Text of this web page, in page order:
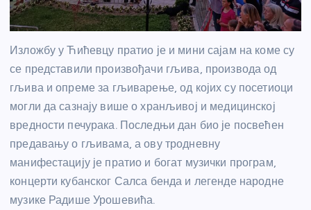
Изложбу у Ћићевцу пратио је и мини сајам на коме су
се представили произвођачи гљива, производа од
гљива и опреме за гљиварење, од којих су посетиоци
могли да сазнају више о хранљивој и медицинској
вредности печурака. Последњи дан био је посвећен
предавању о гљивама, а ову тродневну
манифестацију је пратио и богат музички програм,
концерти кубанског Салса бенда и легенде народне
музике Радише Урошевића.